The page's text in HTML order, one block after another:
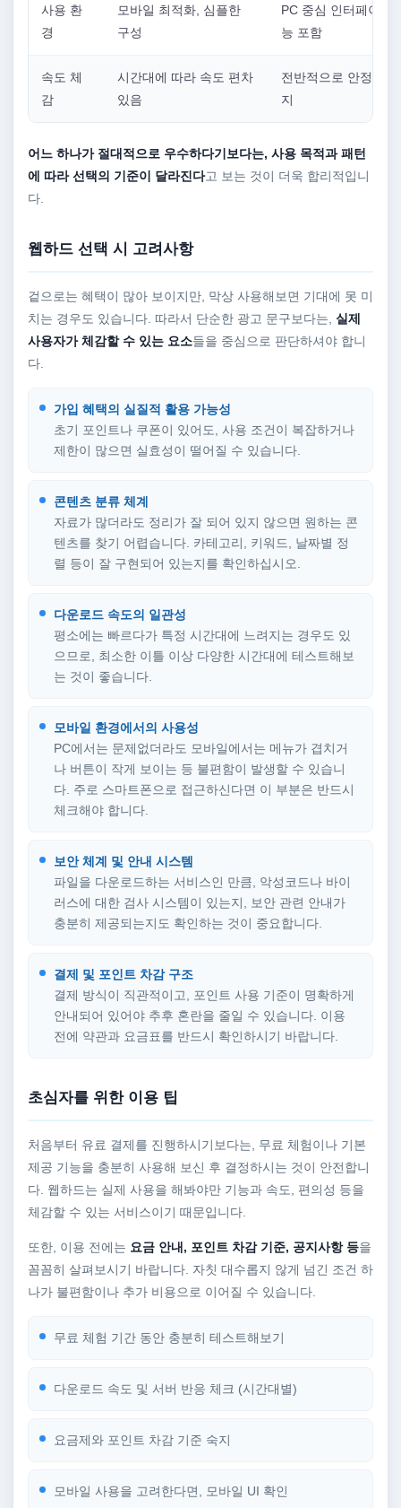
사용 환
경
모바일 최적화, 심플한
구성
PC 중심 인터페이스,
능 포함
속도 체
감
시간대에 따라 속도 편차
있음
전반적으로 안정적인
지
어느 하나가 절대적으로 우수하다기보다는, 사용 목적과 패턴
에 따라 선택의 기준이 달라진다고 보는 것이 더욱 합리적입니
다.
웹하드 선택 시 고려사항
겉으로는 혜택이 많아 보이지만, 막상 사용해보면 기대에 못 미
치는 경우도 있습니다. 따라서 단순한 광고 문구보다는, 실제
사용자가 체감할 수 있는 요소들을 중심으로 판단하셔야 합니
다.
가입 혜택의 실질적 활용 가능성
초기 포인트나 쿠폰이 있어도, 사용 조건이 복잡하거나
제한이 많으면 실효성이 떨어질 수 있습니다.
콘텐츠 분류 체계
자료가 많더라도 정리가 잘 되어 있지 않으면 원하는 콘
텐츠를 찾기 어렵습니다. 카테고리, 키워드, 날짜별 정
렬 등이 잘 구현되어 있는지를 확인하십시오.
다운로드 속도의 일관성
평소에는 빠르다가 특정 시간대에 느려지는 경우도 있
으므로, 최소한 이틀 이상 다양한 시간대에 테스트해보
는 것이 좋습니다.
모바일 환경에서의 사용성
PC에서는 문제없더라도 모바일에서는 메뉴가 겹치거
나 버튼이 작게 보이는 등 불편함이 발생할 수 있습니
다. 주로 스마트폰으로 접근하신다면 이 부분은 반드시
체크해야 합니다.
보안 체계 및 안내 시스템
파일을 다운로드하는 서비스인 만큼, 악성코드나 바이
러스에 대한 검사 시스템이 있는지, 보안 관련 안내가
충분히 제공되는지도 확인하는 것이 중요합니다.
결제 및 포인트 차감 구조
결제 방식이 직관적이고, 포인트 사용 기준이 명확하게
안내되어 있어야 추후 혼란을 줄일 수 있습니다. 이용
전에 약관과 요금표를 반드시 확인하시기 바랍니다.
초심자를 위한 이용 팁
처음부터 유료 결제를 진행하시기보다는, 무료 체험이나 기본
제공 기능을 충분히 사용해 보신 후 결정하시는 것이 안전합니
다. 웹하드는 실제 사용을 해봐야만 기능과 속도, 편의성 등을
체감할 수 있는 서비스이기 때문입니다.
또한, 이용 전에는 요금 안내, 포인트 차감 기준, 공지사항 등을
꼼꼼히 살펴보시기 바랍니다. 자칫 대수롭지 않게 넘긴 조건 하
나가 불편함이나 추가 비용으로 이어질 수 있습니다.
무료 체험 기간 동안 충분히 테스트해보기
다운로드 속도 및 서버 반응 체크 (시간대별)
요금제와 포인트 차감 기준 숙지
모바일 사용을 고려한다면, 모바일 UI 확인